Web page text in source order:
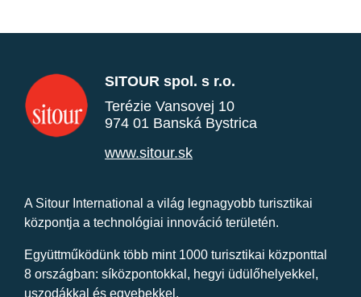
SITOUR spol. s r.o.
Terézie Vansovej 10
974 01 Banská Bystrica
www.sitour.sk
A Sitour International a világ legnagyobb turisztikai
központja a technológiai innováció területén.
Együttműködünk több mint 1000 turisztikai központtal
8 országban: síközpontokkal, hegyi üdülőhelyekkel,
uszodákkal és egyebekkel.